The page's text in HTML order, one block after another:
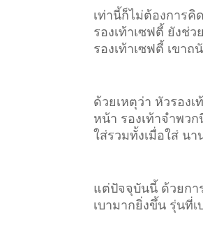
เท่านี้ก็ไม่ต้องการ
รองเท้าเซฟตี้ ยังช่
รองเท้าเซฟตี้ เขาถ
ด้วยเหตุว่า หัวรอง
หน้า รองเท้าจำพว
ใส่รวมทั้งเมื่อใส่ น
แต่ปัจจุบันนี้ ด้วยกา
เบามากยิ่งขึ้น รุ่นที่